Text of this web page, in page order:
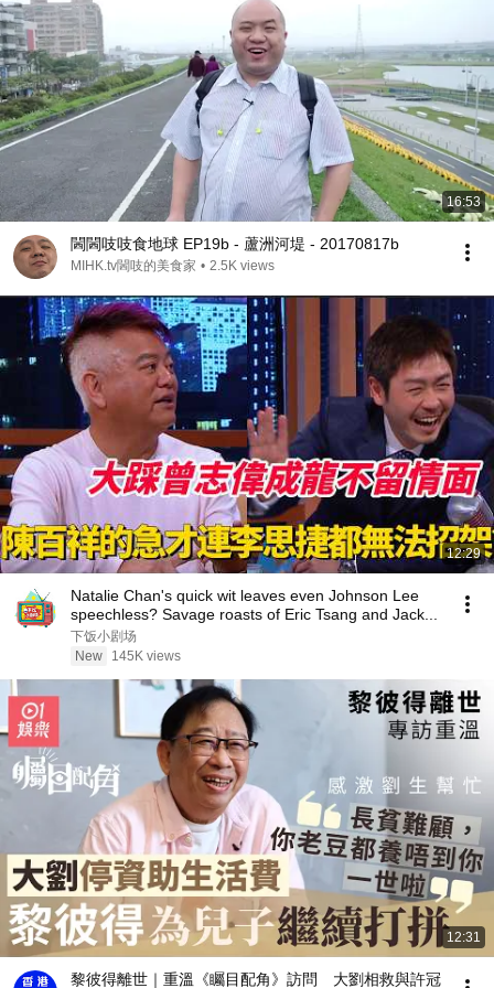
16:53
閪閪吱吱食地球 EP19b - 蘆洲河堤 - 20170817b
MIHK.tv閪吱的美食家 • 2.5K views
12:29
Natalie Chan's quick wit leaves even Johnson Lee
speechless? Savage roasts of Eric Tsang and Jack...
下饭小剧场
New
145K views
12:31
黎彼得離世｜重溫《矚目配角》訪問 大劉相救與許冠